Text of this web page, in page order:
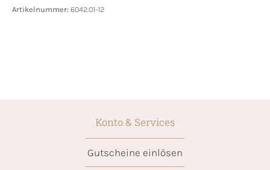
Artikelnummer: 6042.01-12
Konto & Services
Gutscheine einlösen